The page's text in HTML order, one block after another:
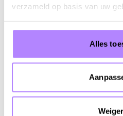
verzameld op basis van uw
Alles
Info & tickets